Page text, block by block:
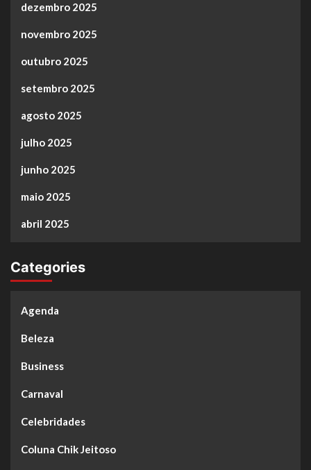
dezembro 2025
novembro 2025
outubro 2025
setembro 2025
agosto 2025
julho 2025
junho 2025
maio 2025
abril 2025
Categories
Agenda
Beleza
Business
Carnaval
Celebridades
Coluna Chik Jeitoso